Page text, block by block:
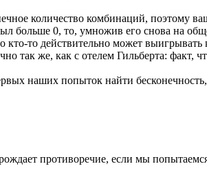
количество комбинаций, поэтому
больше 0, то, умножив его снова на
то действительно может
так же, как с отелем Гильберта: факт,
наших попыток найти
противоречие, если мы